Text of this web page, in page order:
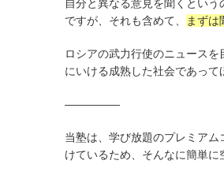
自分と異なる意見を聞くという
ですが、それも含めて、
まずは
ロシアの武力行使のニュース
にいける成熟した社会であって
—————
当塾は、学び放題のプレミア
けているため、そんなに簡単に